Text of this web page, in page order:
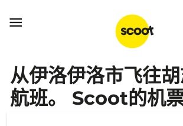

从伊洛伊洛市飞往
航班。 Scoot的机